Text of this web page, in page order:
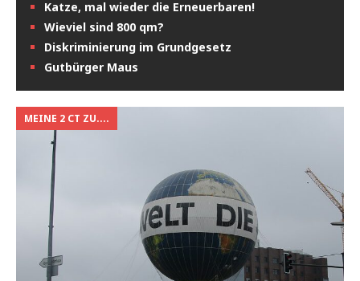
Katze, mal wieder die Erneuerbaren!
Wieviel sind 800 qm?
Diskriminierung im Grundgesetz
Gutbürger Maus
MEINE 2 CT ZU....